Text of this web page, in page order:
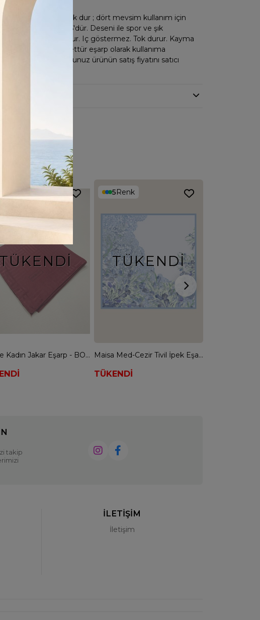
dokuma pamuk dur ; dört mevsim kullanım için
; ürün ebatı 95*95'dür. Deseni ile spor ve şık
; önü dik durur. Iç göstermez. Tok durur. Kayma
Ütü istemez. ; tesettür eşarp olarak kullanıma
; incelemiş olduğunuz ürünün satış fiyatını satıcı
TÜKENDI
Siyane Kadın Jakar Eşarp - BORDO
TÜKENDI
5Renk
Maisa Med-Cezir Tivil İpek Eşarp - Ky Buz Mavi
TÜKENDİ
takip
İLETİŞİM
İletişim